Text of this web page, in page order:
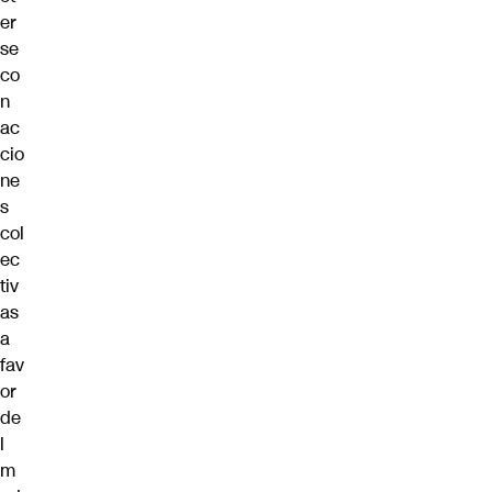
er
se
co
n
ac
cio
ne
s
col
ec
tiv
as
a
fav
or
de
l
m